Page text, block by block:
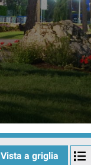
Vista a griglia